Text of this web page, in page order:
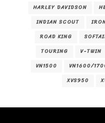
HARLEY DAVIDSON
INDIAN SCOUT
ROAD KING
TOURING
V-TWIN
VN1500
VN1600/
XVS950